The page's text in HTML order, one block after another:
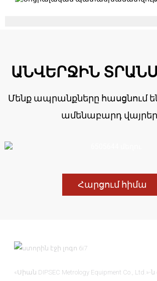
ԱՆՎԵՐՋԻՆ
Մենք ապրանքները հասցնում
ամենաբարդ
Հարցում հիմա
«Սիան DIPSEC Metrology Equipment Co., Ltd.»-